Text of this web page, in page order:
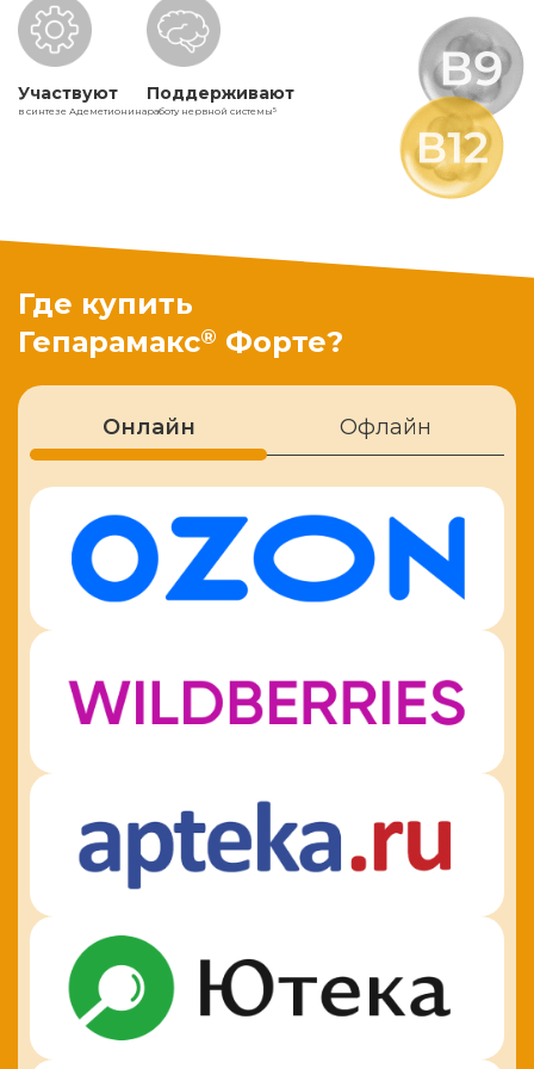
Участвуют
в синтезе Адеметионина
Поддерживают
работу нервной системы5
Где купить
Гепарамакс® Форте?
Онлайн Офлайн